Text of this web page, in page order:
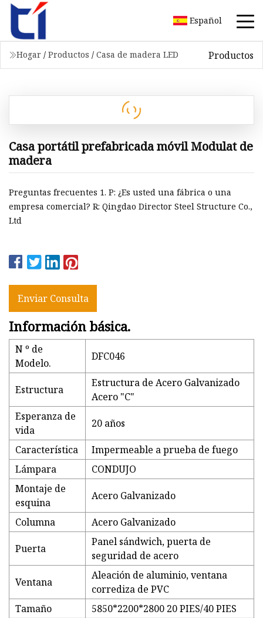
Español
Hogar / Productos / Casa de madera LED Productos
Casa portátil prefabricada móvil Modulat de
madera
Preguntas frecuentes 1. P: ¿Es usted una fábrica o una
empresa comercial? R: Qingdao Director Steel Structure Co.,
Ltd
Enviar Consulta
Información básica.
N º de
Modelo.
DFC046
Estructura
Estructura de Acero Galvanizado
Acero "C"
Esperanza de
vida
20 años
Característica
Impermeable a prueba de fuego
Lámpara
CONDUJO
Montaje de
esquina
Acero Galvanizado
Columna Acero Galvanizado
Puerta
Panel sándwich, puerta de
seguridad de acero
Ventana
Aleación de aluminio, ventana
corrediza de PVC
Tamaño
5850*2200*2800 20 PIES/40 PIES